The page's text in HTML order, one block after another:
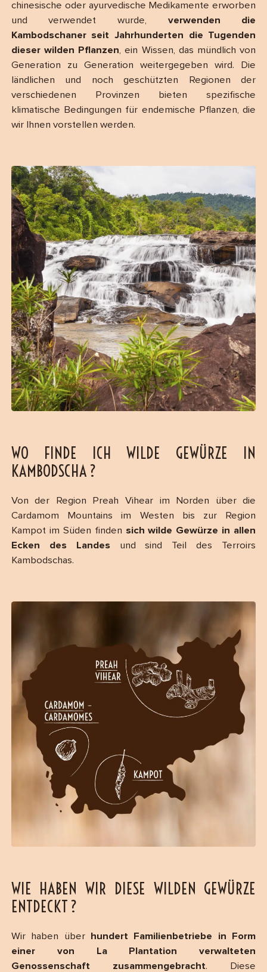
chinesische oder ayurvedische Medikamente erworben
und verwendet wurde, verwenden die
Kambodschaner seit Jahrhunderten die Tugenden
dieser wilden Pflanzen, ein Wissen, das mündlich von
Generation zu Generation weitergegeben wird. Die
ländlichen und noch geschützten Regionen der
verschiedenen Provinzen bieten spezifische
klimatische Bedingungen für endemische Pflanzen, die
wir Ihnen vorstellen werden.
WO FINDE ICH WILDE GEWÜRZE IN
KAMBODSCHA ?
Von der Region Preah Vihear im Norden über die
Cardamom Mountains im Westen bis zur Region
Kampot im Süden finden sich wilde Gewürze in allen
Ecken des Landesund sind Teil des Terroirs
Kambodschas.
WIE HABEN WIR DIESE WILDEN GEWÜRZE
ENTDECKT ?
Wir haben über hundert Familienbetriebe in Form
einer von La Plantation verwalteten
Genossenschaft zusammengebracht. Diese